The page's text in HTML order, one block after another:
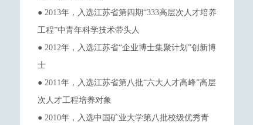
● 2013年，入选江苏省第四期“333高层次人才培养
工程”中青年科学技术带头人
● 2012年，入选江苏省“企业博士集聚计划”创新博
士
● 2011年，入选江苏省第八批“六大人才高峰”高层
次人才工程培养对象
● 2010年，入选中国矿业大学第八批校级优秀青